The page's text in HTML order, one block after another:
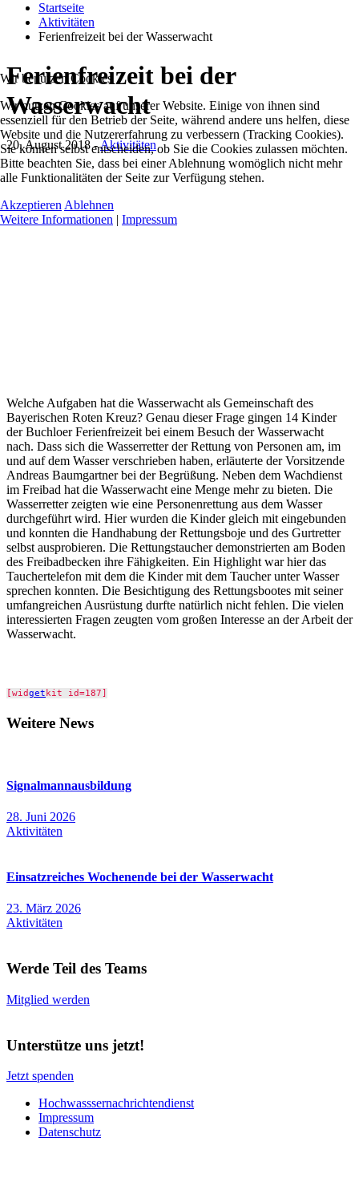
Startseite
Aktivitäten
Ferienfreizeit bei der Wasserwacht
Ferienfreizeit bei der
Wasserwacht
20. August 2018-Aktivitäten
Welche Aufgaben hat die Wasserwacht als Gemeinschaft des
Bayerischen Roten Kreuz? Genau dieser Frage gingen 14 Kinder
der Buchloer Ferienfreizeit bei einem Besuch der Wasserwacht
nach. Dass sich die Wasserretter der Rettung von Personen am, im
und auf dem Wasser verschrieben haben, erläuterte der Vorsitzende
Andreas Baumgartner bei der Begrüßung. Neben dem Wachdienst
im Freibad hat die Wasserwacht eine Menge mehr zu bieten. Die
Wasserretter zeigten wie eine Personenrettung aus dem Wasser
durchgeführt wird. Hier wurden die Kinder gleich mit eingebunden
und konnten die Handhabung der Rettungsboje und des Gurtretter
selbst ausprobieren. Die Rettungstaucher demonstrierten am Boden
des Freibadbecken ihre Fähigkeiten. Ein Highlight war hier das
Tauchertelefon mit dem die Kinder mit dem Taucher unter Wasser
sprechen konnten. Die Besichtigung des Rettungsbootes mit seiner
umfangreichen Ausrüstung durfte natürlich nicht fehlen. Die vielen
interessierten Fragen zeugten vom großen Interesse an der Arbeit der
Wasserwacht.
[widget kit id=187]
Weitere News
Signalmannausbildung
28. Juni 2026
Aktivitäten
Einsatzreiches Wochenende bei der Wasserwacht
23. März 2026
Aktivitäten
Werde Teil des Teams
Mitglied werden
Unterstütze uns jetzt!
Jetzt spenden
Hochwasssernachrichtendienst
Impressum
Datenschutz
Wir benutzen Cookies
Wir nutzen Cookies auf unserer Website. Einige von ihnen sind
essenziell für den Betrieb der Seite, während andere uns helfen, diese
Website und die Nutzererfahrung zu verbessern (Tracking Cookies).
Sie können selbst entscheiden, ob Sie die Cookies zulassen möchten.
Bitte beachten Sie, dass bei einer Ablehnung womöglich nicht mehr
alle Funktionalitäten der Seite zur Verfügung stehen.
Akzeptieren Ablehnen
Weitere Informationen | Impressum